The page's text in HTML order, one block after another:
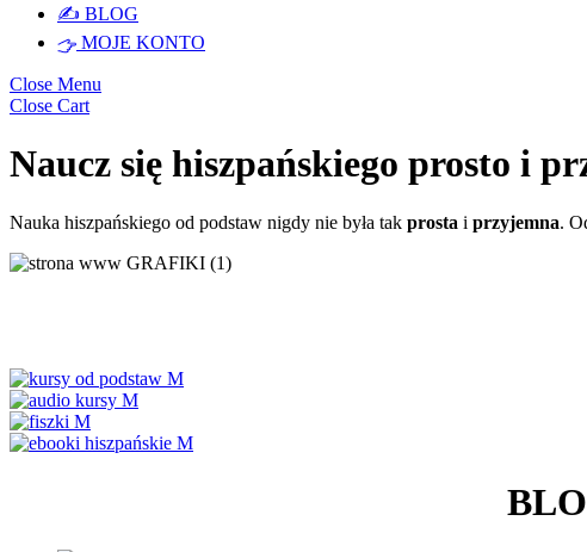
✍️ BLOG
MOJE KONTO
Close Menu
Close Cart
Naucz się hiszpańskiego prosto i
Nauka hiszpańskiego od podstaw nigdy nie była tak prosta i przyjemna.